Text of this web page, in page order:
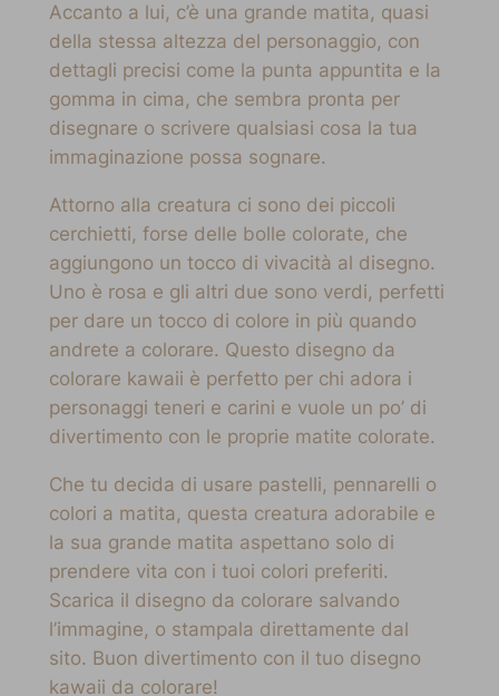
Accanto a lui, c’è una grande matita, quasi
della stessa altezza del personaggio, con
dettagli precisi come la punta appuntita e la
gomma in cima, che sembra pronta per
disegnare o scrivere qualsiasi cosa la tua
immaginazione possa sognare.
Attorno alla creatura ci sono dei piccoli
cerchietti, forse delle bolle colorate, che
aggiungono un tocco di vivacità al disegno.
Uno è rosa e gli altri due sono verdi, perfetti
per dare un tocco di colore in più quando
andrete a colorare. Questo disegno da
colorare kawaii è perfetto per chi adora i
personaggi teneri e carini e vuole un po’ di
divertimento con le proprie matite colorate.
Che tu decida di usare pastelli, pennarelli o
colori a matita, questa creatura adorabile e
la sua grande matita aspettano solo di
prendere vita con i tuoi colori preferiti.
Scarica il disegno da colorare salvando
l’immagine, o stampala direttamente dal
sito. Buon divertimento con il tuo disegno
kawaii da colorare!